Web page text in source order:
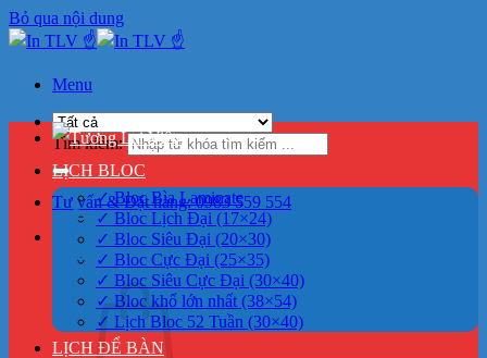
Bỏ qua nội dung
Menu
Tìm kiếm:
Tư vấn & Đặt hàng: 0983 559 554
0
>
LỊCH BLOC
✓ Bloc Bìa Laminate
✓ Bloc Lịch Đại (17×24)
✓ Bloc Siêu Đại (20×30)
✓ Bloc Cực Đại (25×35)
✓ Bloc Siêu Cực Đại (30×40)
✓ Bloc khổ lớn nhất (38×54)
✓ Lịch Bloc 52 Tuần (30×40)
LỊCH ĐỂ BÀN